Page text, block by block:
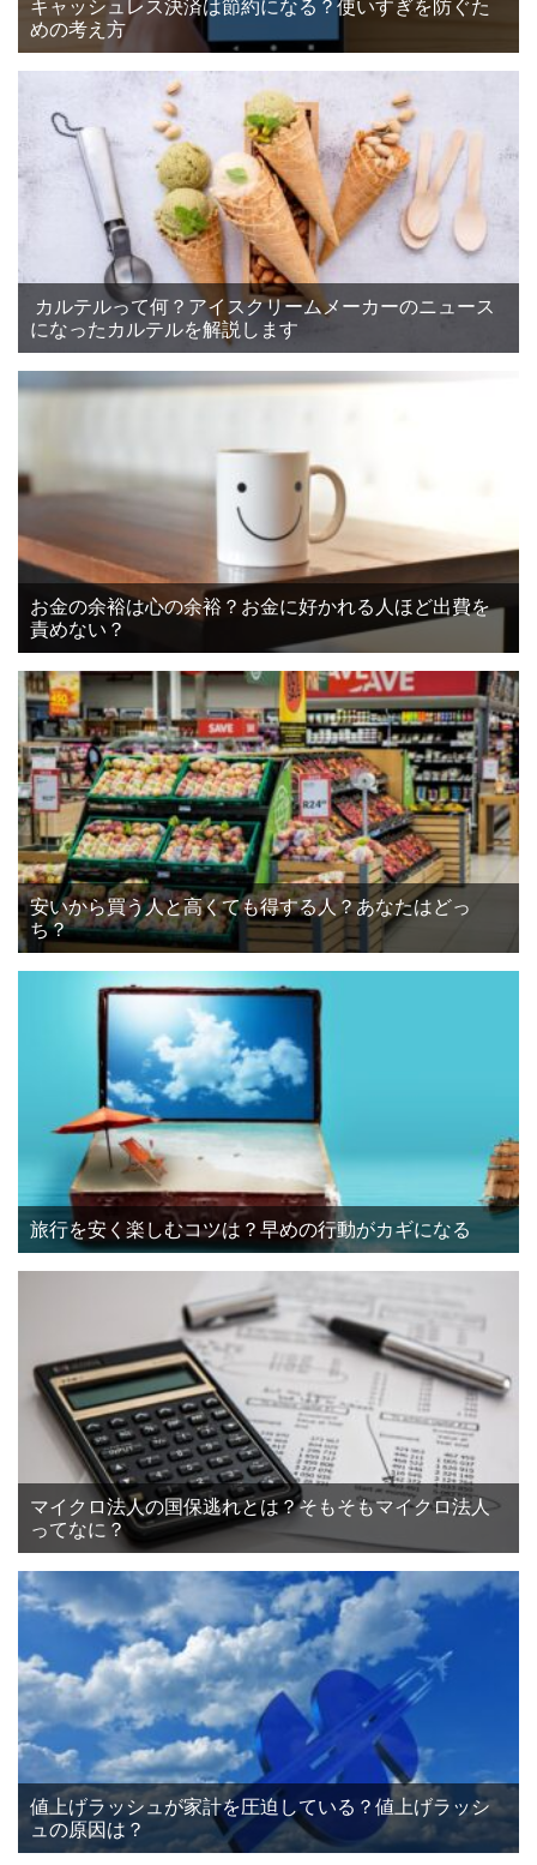
キャッシュレス決済は節約になる？使いすぎを防ぐた
めの考え方
カルテルって何？アイスクリームメーカーのニュース
になったカルテルを解説します
お金の余裕は心の余裕？お金に好かれる人ほど出費を
責めない？
安いから買う人と高くても得する人？あなたはどっ
ち？
旅行を安く楽しむコツは？早めの行動がカギになる
マイクロ法人の国保逃れとは？そもそもマイクロ法人
ってなに？
値上げラッシュが家計を圧迫している？値上げラッシ
ュの原因は？